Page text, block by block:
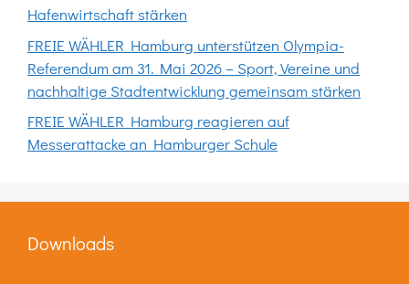
Hafenwirtschaft stärken
FREIE WÄHLER Hamburg unterstützen Olympia-
Referendum am 31. Mai 2026 – Sport, Vereine und
nachhaltige Stadtentwicklung gemeinsam stärken
FREIE WÄHLER Hamburg reagieren auf
Messerattacke an Hamburger Schule
Downloads